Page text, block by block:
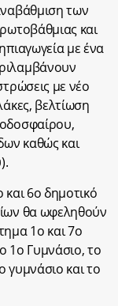
των
και
με ένα
με νέο
βελτίωση
καθώς και
6ο δημοτικό
θα ωφεληθούν
1ο και 7ο
1ο Γυμνάσιο, το
γυμνάσιο και το